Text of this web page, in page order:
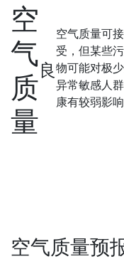
空
气
质
量
良
空气质量可接
受，但某些
物可能对极
异常敏感人
康有较弱影响
空气质量预